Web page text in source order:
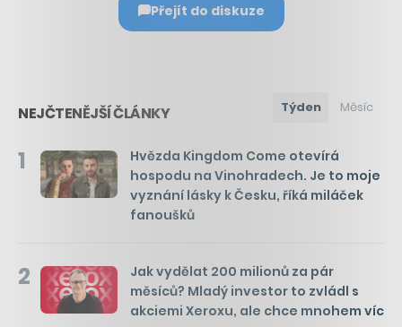
Přejít do diskuze
NEJČTENĚJŠÍ ČLÁNKY Týden Měsíc
1
Hvězda Kingdom Come otevírá
hospodu na Vinohradech. Je to moje
vyznání lásky k Česku, říká miláček
fanoušků
2
Jak vydělat 200 milionů za pár
měsíců? Mladý investor to zvládl s
akciemi Xeroxu, ale chce mnohem víc